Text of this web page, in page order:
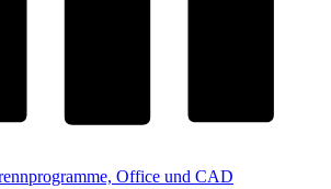
Office und CAD